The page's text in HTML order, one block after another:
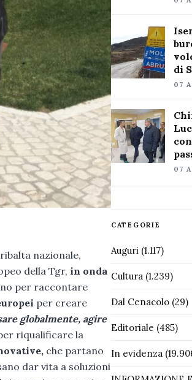
nazionale,
della Tgr, in onda
per raccontare
per creare
globalmente, agire
riqualificare la
che partano
dar vita a soluzioni
di
07
07
CATEGORIE
Auguri(1.117)
Cultura(1.239)
Dal Cenacolo(29)
Editoriale (485)
In evidenza